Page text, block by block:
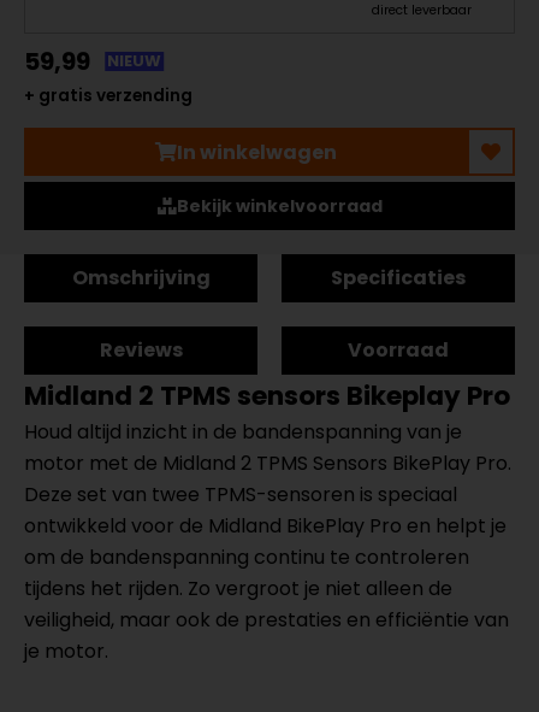
direct leverbaar
59,99
NIEUW
+ gratis verzending
In winkelwagen
Bekijk winkelvoorraad
Omschrijving Specificaties
Reviews Voorraad
Midland 2 TPMS sensors Bikeplay Pro
Houd altijd inzicht in de bandenspanning van je
motor met de Midland 2 TPMS Sensors BikePlay Pro.
Deze set van twee TPMS-sensoren is speciaal
ontwikkeld voor de Midland BikePlay Pro en helpt je
om de bandenspanning continu te controleren
tijdens het rijden. Zo vergroot je niet alleen de
veiligheid, maar ook de prestaties en efficiëntie van
je motor.